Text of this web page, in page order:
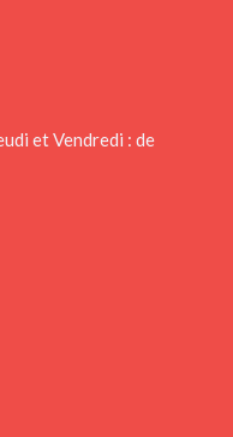
et Vendredi : de